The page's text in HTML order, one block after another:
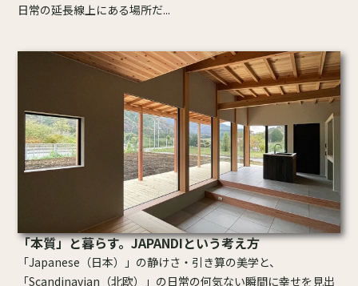
日常の延長線上にある場所だ...
「本質」と暮らす。JAPANDIという考え方
「Japanese（日本）」の静けさ・引き算の美学と、
「Scandinavian（北欧）」の日常の何気ない瞬間に幸せを見出